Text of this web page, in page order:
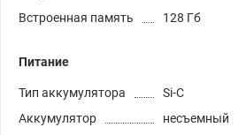
Встроенная память
128 Гб
Питание
Тип аккумулятора
Si-C
Аккумулятор
несъемный